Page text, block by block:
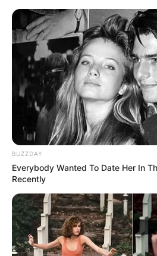
TEMAS RELACIONADOS
IBAGUÉ SECRETARIO DE
MANTÉNGASE EN
Tenemos todas las
interesan. Para
ACTIVAR AHORA
TEMAS DESTACADOS
BUZZDAY
Everybody Wanted To Date Her In
Recently